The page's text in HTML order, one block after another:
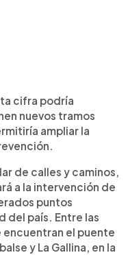
cifra podría
nuevos tramos
ampliar la
de calles y caminos,
a la intervención de
puntos
del país. Entre las
el puente
y La Gallina, en la